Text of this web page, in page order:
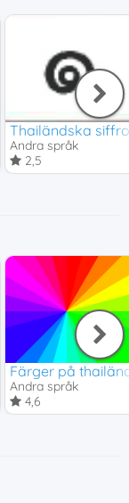
Thailändska
Andra språk
2,5
Färger på
Andra språk
4,6